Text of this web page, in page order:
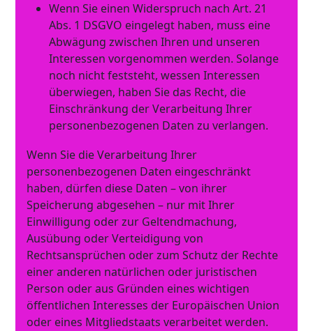
Wenn Sie einen Widerspruch nach Art. 21
Abs. 1 DSGVO eingelegt haben, muss eine
Abwägung zwischen Ihren und unseren
Interessen vorgenommen werden. Solange
noch nicht feststeht, wessen Interessen
überwiegen, haben Sie das Recht, die
Einschränkung der Verarbeitung Ihrer
personenbezogenen Daten zu verlangen.
Wenn Sie die Verarbeitung Ihrer
personenbezogenen Daten eingeschränkt
haben, dürfen diese Daten – von ihrer
Speicherung abgesehen – nur mit Ihrer
Einwilligung oder zur Geltendmachung,
Ausübung oder Verteidigung von
Rechtsansprüchen oder zum Schutz der Rechte
einer anderen natürlichen oder juristischen
Person oder aus Gründen eines wichtigen
öffentlichen Interesses der Europäischen Union
oder eines Mitgliedstaats verarbeitet werden.